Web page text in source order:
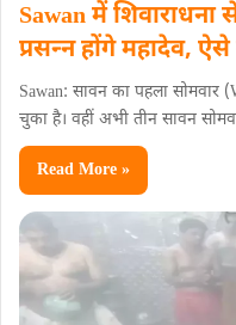
Sawan में
प्रसन्‍न होंगे महादेव,
Sawan: सावन का पहला सोमवार
चुका है। वहीं अभी तीन सावन
Read More »